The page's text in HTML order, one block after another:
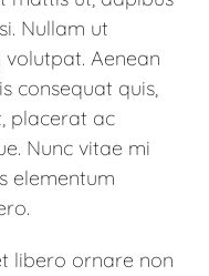
Nullam ut
Aenean
consequat quis,
placerat ac
Nunc vitae mi
elementum
libero ornare non